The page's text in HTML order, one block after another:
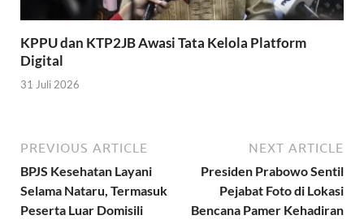
KPPU dan KTP2JB Awasi Tata Kelola Platform
Digital
31 Juli 2026
PREVIOUS ARTICLE
BPJS Kesehatan Layani
Selama Nataru, Termasuk
Peserta Luar Domisili
NEXT ARTICLE
Presiden Prabowo Sentil
Pejabat Foto di Lokasi
Bencana Pamer Kehadiran